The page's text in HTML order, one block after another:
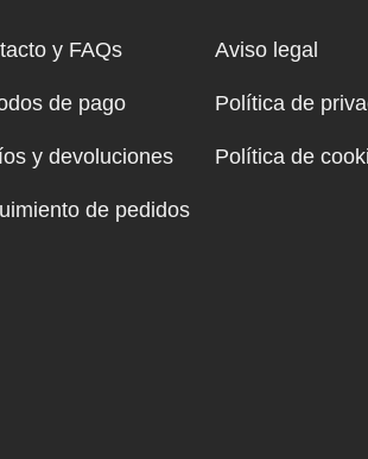
y FAQs
de pago
y devoluciones
de pedidos
Aviso legal
Política de
Política de